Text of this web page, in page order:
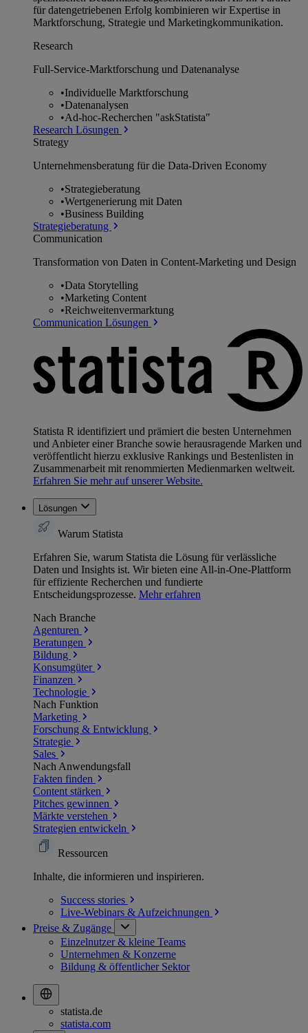
für datengetriebenen Erfolg kombinieren wir Expertise in
Marktforschung, Strategie und Marketingkommunikation.
Research
Full-Service-Marktforschung und Datenanalyse
•Individuelle Marktforschung
•Datenanalysen
•Ad-hoc-Recherchen "askStatista"
Research Lösungen
Strategy
Unternehmens­beratung für die Data-Driven Economy
•Strategieberatung
•Wertgenerierung mit Daten
•Business Building
Strategieberatung
Communication
Transformation von Daten in Content-Marketing und Design
•Data Storytelling
•Marketing Content
•Reichweitenvermarktung
Communication Lösungen
Statista R identifiziert und prämiert die besten Unternehmen
und Anbieter einer Branche sowie herausragende Marken und
veröffentlicht hierzu exklusive Rankings und Bestenlisten in
Zusammenarbeit mit renommierten Medienmarken weltweit.
Erfahren Sie mehr auf unserer Website.
Lösungen
Warum Statista
Erfahren Sie, warum Statista die Lösung für verlässliche
Daten und Insights ist. Wir bieten eine All-in-One-Plattform
für effiziente Recherchen und fundierte
Entscheidungsprozesse. Mehr erfahren
Nach Branche
Agenturen
Beratungen
Bildung
Konsumgüter
Finanzen
Technologie
Nach Funktion
Marketing
Forschung & Entwicklung
Strategie
Sales
Nach Anwendungsfall
Fakten finden
Content stärken
Pitches gewinnen
Märkte verstehen
Strategien entwickeln
Ressourcen
Inhalte, die informieren und inspirieren.
Success stories
Live-Webinars & Aufzeichnungen
Preise & Zugänge
Einzelnutzer & kleine Teams
Unternehmen & Konzerne
Bildung & öffentlicher Sektor
statista.de
statista.com